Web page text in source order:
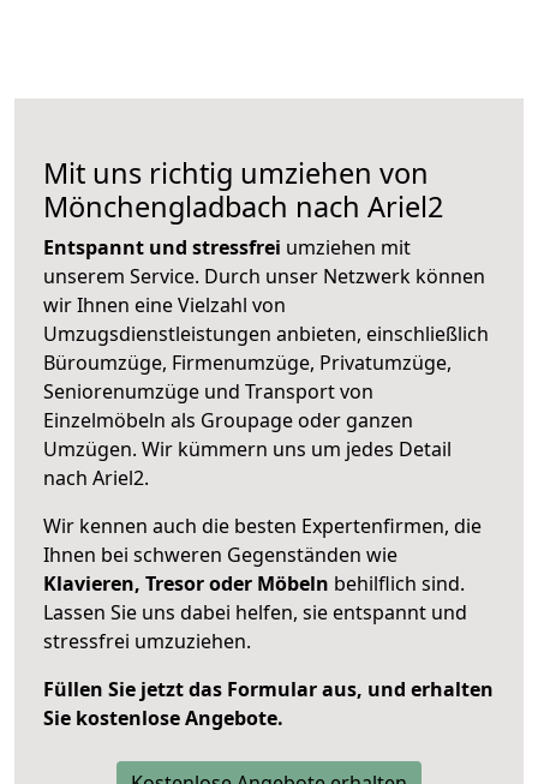
Mit uns richtig umziehen von
Mönchengladbach nach Ariel2
Entspannt und stressfrei umziehen mit
unserem Service. Durch unser Netzwerk können
wir Ihnen eine Vielzahl von
Umzugsdienstleistungen anbieten, einschließlich
Büroumzüge, Firmenumzüge, Privatumzüge,
Seniorenumzüge und Transport von
Einzelmöbeln als Groupage oder ganzen
Umzügen. Wir kümmern uns um jedes Detail
nach Ariel2.
Wir kennen auch die besten Expertenfirmen, die
Ihnen bei schweren Gegenständen wie
Klavieren, Tresor oder Möbeln behilflich sind.
Lassen Sie uns dabei helfen, sie entspannt und
stressfrei umzuziehen.
Füllen Sie jetzt das Formular aus, und erhalten
Sie kostenlose Angebote.